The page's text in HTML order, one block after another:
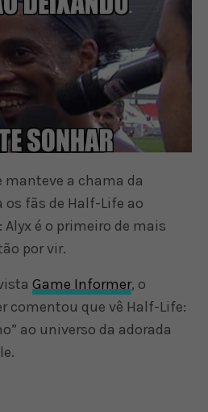
manteve a chama da
os fãs de Half-Life ao
é o primeiro de mais
por vir.
Game Informer, o
comentou que vê Half-Life:
ao universo da adorada